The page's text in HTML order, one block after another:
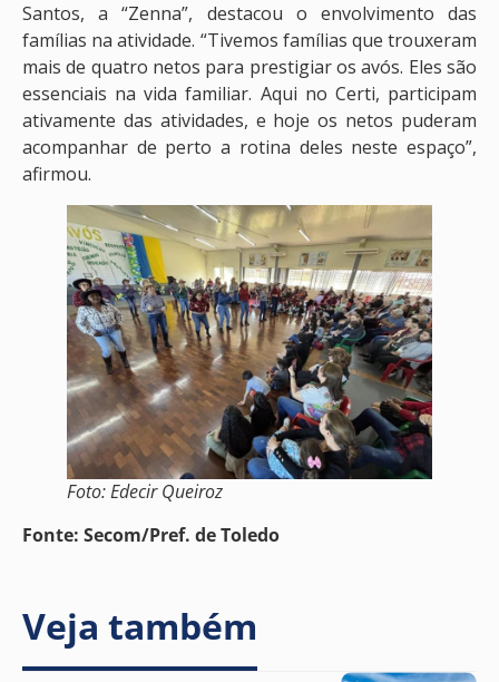
Santos, a “Zenna”, destacou o envolvimento das
famílias na atividade. “Tivemos famílias que trouxeram
mais de quatro netos para prestigiar os avós. Eles são
essenciais na vida familiar. Aqui no Certi, participam
ativamente das atividades, e hoje os netos puderam
acompanhar de perto a rotina deles neste espaço”,
afirmou.
Foto: Edecir Queiroz
Fonte: Secom/Pref. de Toledo
Veja também